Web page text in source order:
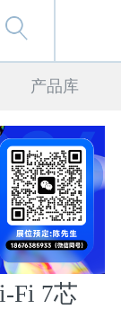
产品库
Fi 7芯